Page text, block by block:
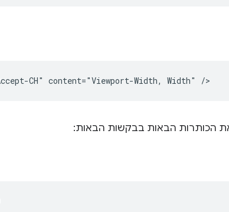
הכותרות הבאות בבקשות הבאות: